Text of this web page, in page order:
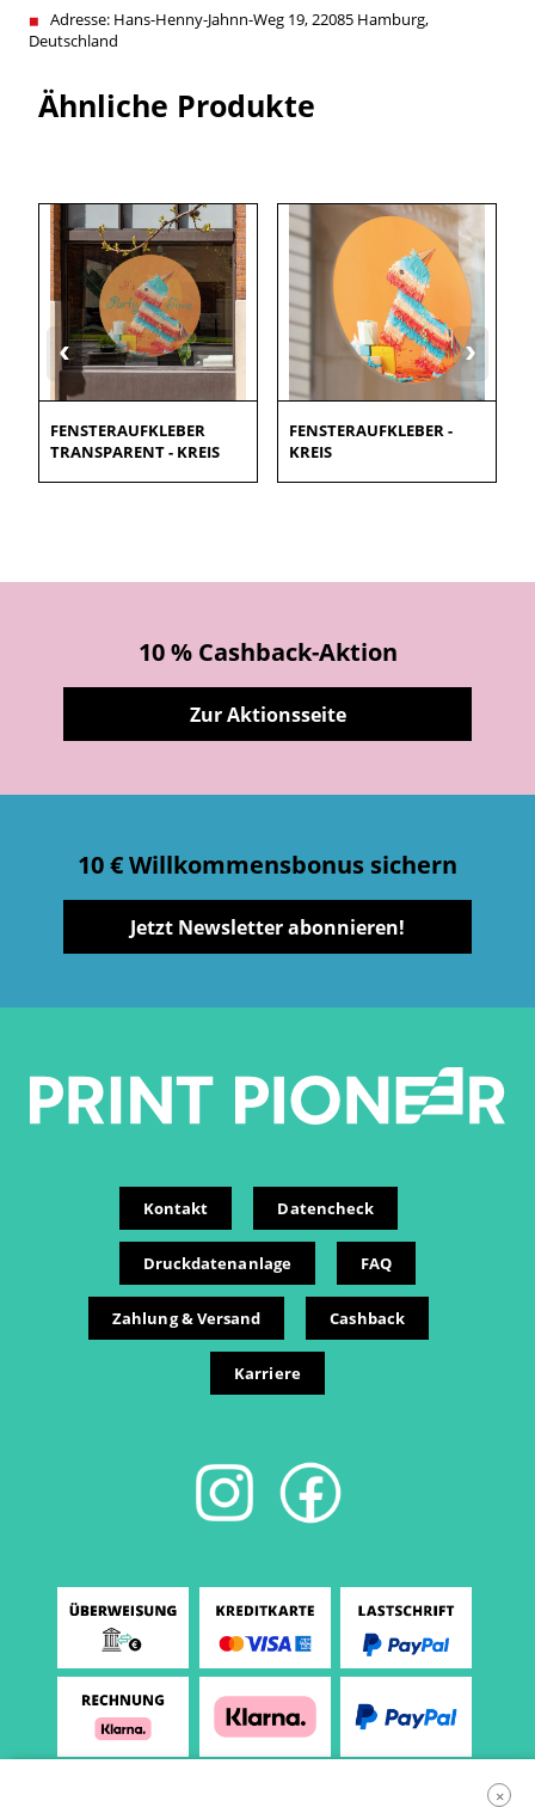
Adresse: Hans-Henny-Jahnn-Weg 19, 22085 Hamburg,
Deutschland
Ähnliche Produkte
‹ ›
FENSTERAUFKLEBER
TRANSPARENT - KREIS
FENSTERAUFKLEBER -
KREIS
10 % Cashback-Aktion
Zur Aktionsseite
10 € Willkommensbonus sichern
Jetzt Newsletter abonnieren!
Kontakt Datencheck
Druckdatenanlage FAQ
Zahlung & Versand Cashback
Karriere
×